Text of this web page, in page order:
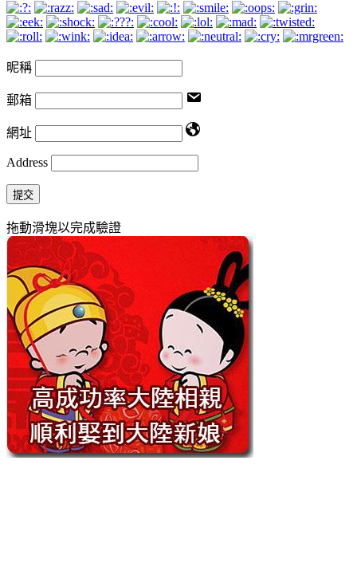
昵稱
郵箱
網址
Address
提交
拖動滑塊以完成驗證